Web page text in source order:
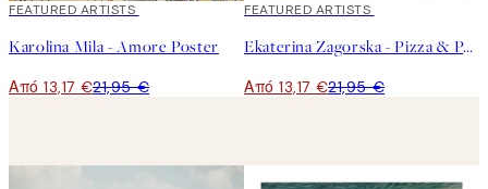
40%*
FEATURED ARTISTS
Karolina Mila - Amore Poster
Από 13,17 €21,95 €
40%*
FEATURED ARTISTS
Ekaterina Zagorska - Pizza & Pasta Party Poster
Από 13,17 €21,95 €